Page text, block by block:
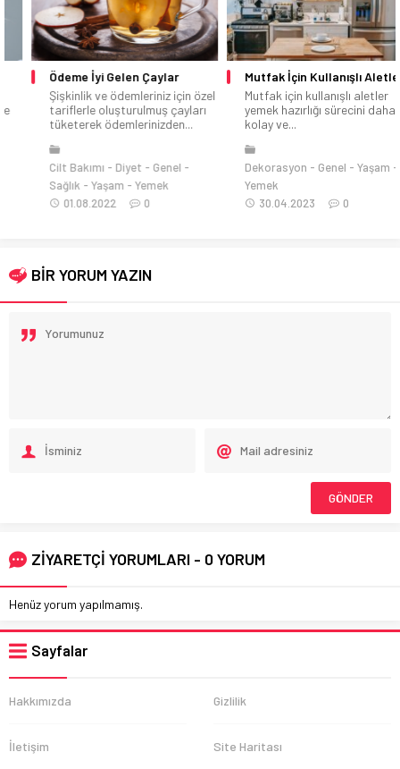
Ödeme İyi Gelen Çaylar
Şişkinlik ve ödemleriniz için özel
tariflerle oluşturulmuş çayları
tüketerek ödemlerinizden...
Cilt Bakımı Diyet
Genel
Sağlık
Yaşam
Yemek
01.08.2022
Mutfak İçin Kullanışlı Aletler
Mutfak için kullanışlı aletler
yemek hazırlığı sürecini daha
kolay ve...
Dekorasyon Genel
Yaşam
Yemek
30.04.2023
BİR YORUM YAZIN
ZİYARETÇİ YORUMLARI - 0 YORUM
Henüz yorum yapılmamış.
Sayfalar
Hakkımızda Gizlilik
İletişim Site Haritası